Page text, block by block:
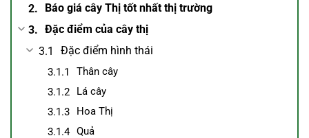
Báo giá cây Thị tốt nhất thị trường
Đặc điểm của cây thị
Đặc điểm hình thái
Thân cây
Lá cây
Hoa Thị
Quả